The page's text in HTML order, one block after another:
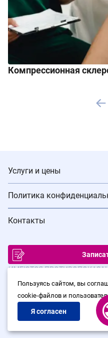
Компрессионная
Услуги и цены
Политика
Контакты
ИМЕЮТСЯ
© Сеть клиник лазерной
Политика
Пользуясь сайтом, вы
cookie-файлов и
Я согласен